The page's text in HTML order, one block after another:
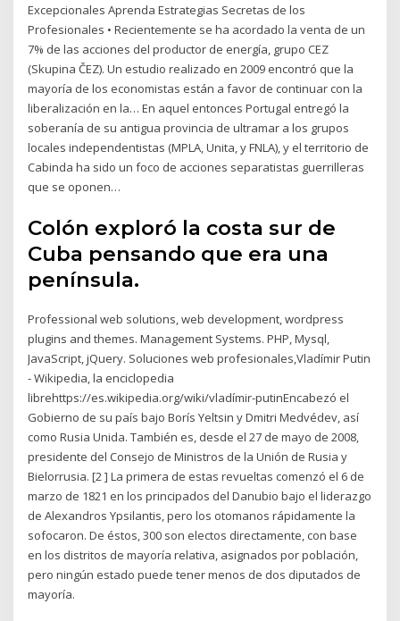
Excepcionales Aprenda Estrategias Secretas de los
Profesionales • Recientemente se ha acordado la venta de un
7% de las acciones del productor de energía, grupo CEZ
(Skupina ČEZ). Un estudio realizado en 2009 encontró que la
mayoría de los economistas están a favor de continuar con la
liberalización en la… En aquel entonces Portugal entregó la
soberanía de su antigua provincia de ultramar a los grupos
locales independentistas (MPLA, Unita, y FNLA), y el territorio de
Cabinda ha sido un foco de acciones separatistas guerrilleras
que se oponen…
Colón exploró la costa sur de
Cuba pensando que era una
península.
Professional web solutions, web development, wordpress
plugins and themes. Management Systems. PHP, Mysql,
JavaScript, jQuery. Soluciones web profesionales,Vladímir Putin
- Wikipedia, la enciclopedia
librehttps://es.wikipedia.org/wiki/vladímir-putinEncabezó el
Gobierno de su país bajo Borís Yeltsin y Dmitri Medvédev, así
como Rusia Unida. También es, desde el 27 de mayo de 2008,
presidente del Consejo de Ministros de la Unión de Rusia y
Bielorrusia. [2 ] La primera de estas revueltas comenzó el 6 de
marzo de 1821 en los principados del Danubio bajo el liderazgo
de Alexandros Ypsilantis, pero los otomanos rápidamente la
sofocaron. De éstos, 300 son electos directamente, con base
en los distritos de mayoría relativa, asignados por población,
pero ningún estado puede tener menos de dos diputados de
mayoría.